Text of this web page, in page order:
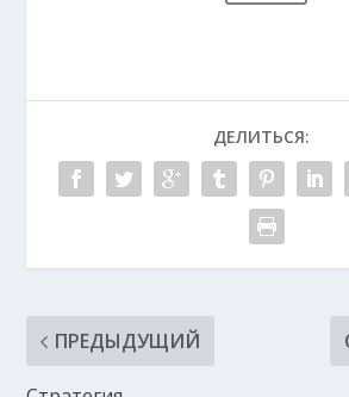
ДЕЛИТЬСЯ:
ПРЕДЫДУЩИЙ